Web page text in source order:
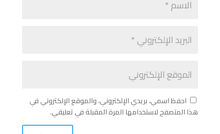
احفظ اسمي، بريدي الإلكتروني، والموقع الإلكتروني في
هذا المتصفح لاستخدامها المرة المقبلة في تعليقي.